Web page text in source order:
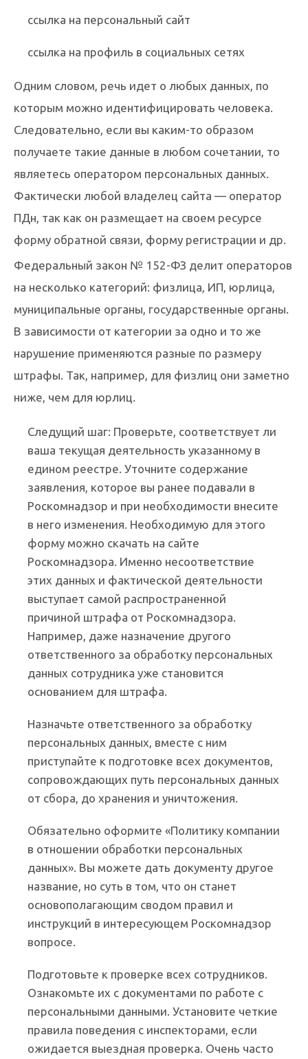
ссылка на персональный сайт
ссылка на профиль в социальных сетях
Одним словом, речь идет о любых данных, по
которым можно идентифицировать человека.
Следовательно, если вы каким-то образом
получаете такие данные в любом сочетании, то
являетесь оператором персональных данных.
Фактически любой владелец сайта — оператор
ПДн, так как он размещает на своем ресурсе
форму обратной связи, форму регистрации и др.
Федеральный закон № 152-ФЗ делит операторов
на несколько категорий: физлица, ИП, юрлица,
муниципальные органы, государственные органы.
В зависимости от категории за одно и то же
нарушение применяются разные по размеру
штрафы. Так, например, для физлиц они заметно
ниже, чем для юрлиц.
Следущий шаг: Проверьте, соответствует ли
ваша текущая деятельность указанному в
едином реестре. Уточните содержание
заявления, которое вы ранее подавали в
Роскомнадзор и при необходимости внесите
в него изменения. Необходимую для этого
форму можно скачать на сайте
Роскомнадзора. Именно несоответствие
этих данных и фактической деятельности
выступает самой распространенной
причиной штрафа от Роскомнадзора.
Например, даже назначение другого
ответственного за обработку персональных
данных сотрудника уже становится
основанием для штрафа.
Назначьте ответственного за обработку
персональных данных, вместе с ним
приступайте к подготовке всех документов,
сопровождающих путь персональных данных
от сбора, до хранения и уничтожения.
Обязательно оформите «Политику компании
в отношении обработки персональных
данных». Вы можете дать документу другое
название, но суть в том, что он станет
основополагающим сводом правил и
инструкций в интересующем Роскомнадзор
вопросе.
Подготовьте к проверке всех сотрудников.
Ознакомьте их с документами по работе с
персональными данными. Установите четкие
правила поведения с инспекторами, если
ожидается выездная проверка. Очень часто